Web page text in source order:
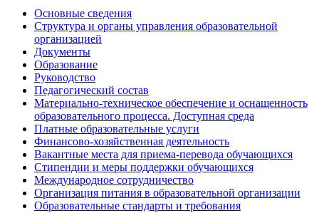
Основные сведения
Структура и органы управления образовательной
организацией
Документы
Образование
Руководство
Педагогический состав
Материально-техническое обеспечение и оснащенность
образовательного процесса. Доступная среда
Платные образовательные услуги
Финансово-хозяйственная деятельность
Вакантные места для приема-перевода обучающихся
Стипендии и меры поддержки обучающихся
Международное сотрудничество
Организация питания в образовательной организации
Образовательные стандарты и требования